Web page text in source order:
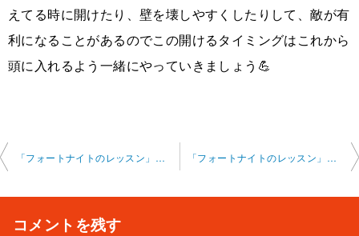
えてる時に開けたり、壁を壊しやすくしたりして、敵が有
利になることがあるのでこの開けるタイミングはこれから
頭に入れるよう一緒にやっていきましょう💪
投
「フォートナイトのレッスン」オンライン 2023-11-21-no0002 「フォートナイトのレッスン」オンライン 2023-12-13-no0002-0006
コメントを残す